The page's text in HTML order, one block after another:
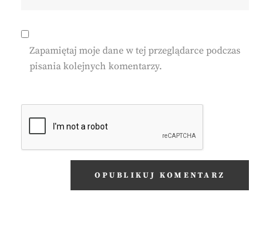
Zapamiętaj moje dane w tej przeglądarce podczas
pisania kolejnych komentarzy.